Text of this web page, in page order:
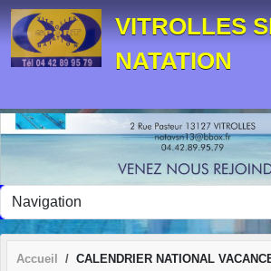
VITROLLES
NATATION
Accueil CALENDRIER NATIONAL
Panneau de gestion des cookies